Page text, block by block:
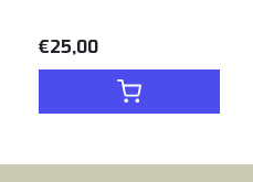
€25,00